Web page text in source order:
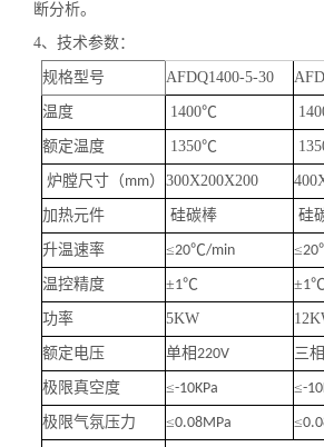
断分析。
4、技术参数：
规格型号 AFDQ1400-5-30
温度 1400℃
额定温度 1350℃
炉膛尺寸（mm） 300X200X200
加热元件 硅碳棒 硅
升温速率 ≤20℃/min ≤20
温控精度
±1℃ ±1
功率 5KW
额定电压 单相220V 三相
极限真空度
≤-10KPa ≤-
极限气氛压力
≤0.08MPa ≤